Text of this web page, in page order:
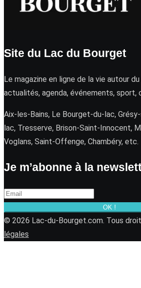
Site du Lac du Bourget
Le magazine en ligne de la vie autour
actualités, agenda, événements, sport,
Aix-les-Bains, Le Bourget-du-lac,
lac, Tresserve, Brison-Saint-Innocent,
Voglans, Saint-Offenge, Chambéry, etc.
Je m’abonne à la
OK !
© 2026 Lac-du-Bourget.com. Tous
légales